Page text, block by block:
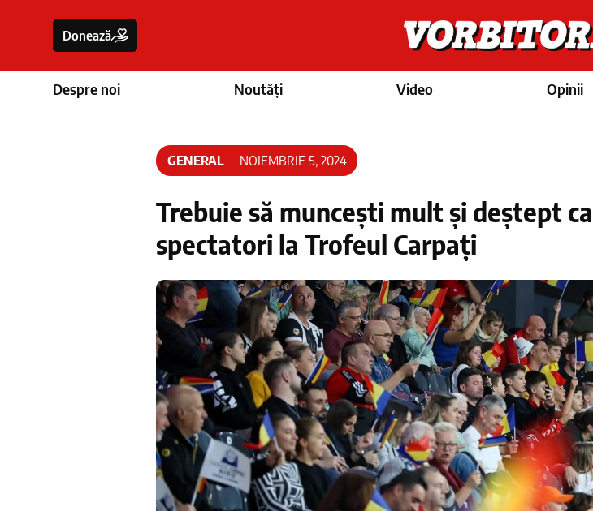
Donează
Despre noi Noutăți Video Opinii
GENERAL NOIEMBRIE 5, 2024
Trebuie să muncești mult și deștept
spectatori la Trofeul Carpați